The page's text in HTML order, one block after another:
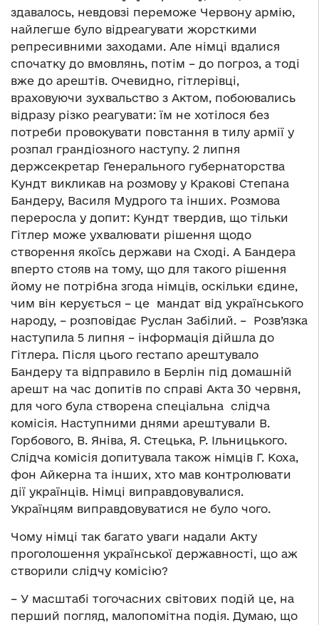
здавалось, невдовзі переможе Червону армію,
найлегше було відреагувати жорсткими
репресивними заходами. Але німці вдалися
спочатку до вмовлянь, потім – до погроз, а тоді
вже до арештів. Очевидно, гітлерівці,
враховуючи зухвальство з Актом, побоювались
відразу різко реагувати: їм не хотілося без
потреби провокувати повстання в тилу армії у
розпал грандіозного наступу. 2 липня
держсекретар Генерального губернаторства
Кундт викликав на розмову у Кракові Степана
Бандеру, Василя Мудрого та інших. Розмова
переросла у допит: Кундт твердив, що тільки
Гітлер може ухвалювати рішення щодо
створення якоїсь держави на Сході. А Бандера
вперто стояв на тому, що для такого рішення
йому не потрібна згода німців, оскільки єдине,
чим він керується – це мандат від українського
народу, – розповідає Руслан Забілий. – Розв’язка
наступила 5 липня – інформація дійшла до
Гітлера. Після цього гестапо арештувало
Бандеру та відправило в Берлін під домашній
арешт на час допитів по справі Акта 30 червня,
для чого була створена спеціальна слідча
комісія. Наступними днями арештували В.
Горбового, В. Яніва, Я. Стецька, Р. Ільницького.
Слідча комісія допитувала також німців Г. Коха,
фон Айкерна та інших, хто мав контролювати
дії українців. Німці виправдовувалися.
Українцям виправдовуватися не було чого.
Чому німці так багато уваги надали Акту
проголошення української державності, що аж
створили слідчу комісію?
– У масштабі тогочасних світових подій це, на
перший погляд, малопомітна подія. Думаю, що